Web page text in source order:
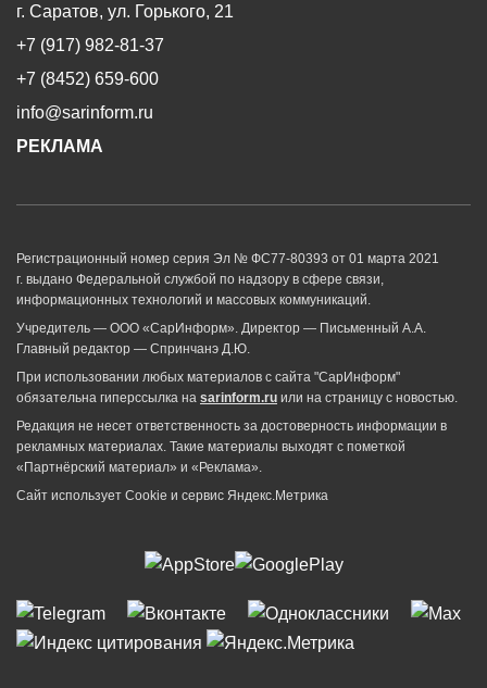
г. Саратов, ул. Горького, 21
+7 (917) 982-81-37
+7 (8452) 659-600
info@sarinform.ru
РЕКЛАМА
Регистрационный номер серия Эл № ФС77-80393 от 01 марта 2021
г. выдано Федеральной службой по надзору в сфере связи,
информационных технологий и массовых коммуникаций.
Учредитель — ООО «СарИнформ». Директор — Письменный А.А.
Главный редактор — Спринчанэ Д.Ю.
При использовании любых материалов с сайта "СарИнформ"
обязательна гиперссылка на sarinform.ru или на страницу с новостью.
Редакция не несет ответственность за достоверность информации в
рекламных материалах. Такие материалы выходят с пометкой
«Партнёрский материал» и «Реклама».
Сайт использует Cookie и сервиc Яндекс.Метрика